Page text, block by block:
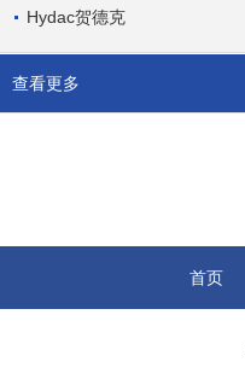
Hydac贺德克
查看更多
首页